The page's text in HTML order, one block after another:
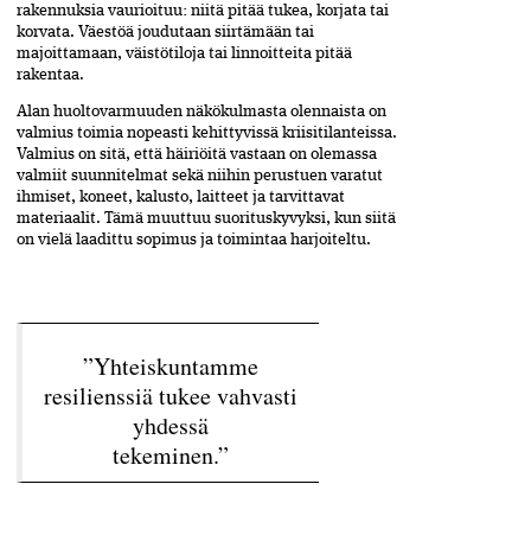
rakennuksia vaurioituu: niitä pitää tukea, korjata tai
korvata. Väestöä joudutaan siirtämään tai
majoittamaan, väistö­tiloja tai linnoitteita pitää
rakentaa.
Alan huoltovarmuuden näkökulmas­ta olennaista on
valmius toimia nopeasti­ ­kehittyvissä kriisitilanteissa.
Valmius on sitä, että häiriöitä vastaan on olemassa
valmiit suunnitelmat sekä niihin perustuen vara­tut
ihmiset, koneet, kalusto, laitteet ja tarvittavat
materiaalit. Tämä muuttuu suoritus­kyvyksi, kun siitä
on vielä laadittu sopimus ja toimintaa harjoiteltu.
”Yhteiskuntamme
resilienssiä tukee vahvasti
yhdessä
tekeminen.”